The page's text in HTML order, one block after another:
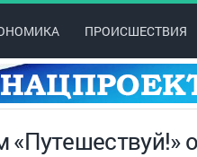
ПРОИСШЕСТВИЯ